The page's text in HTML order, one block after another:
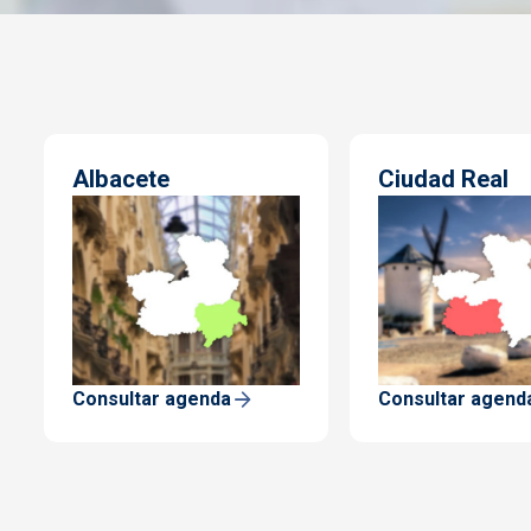
Albacete
Consultar agenda
Ciudad Real
Consultar